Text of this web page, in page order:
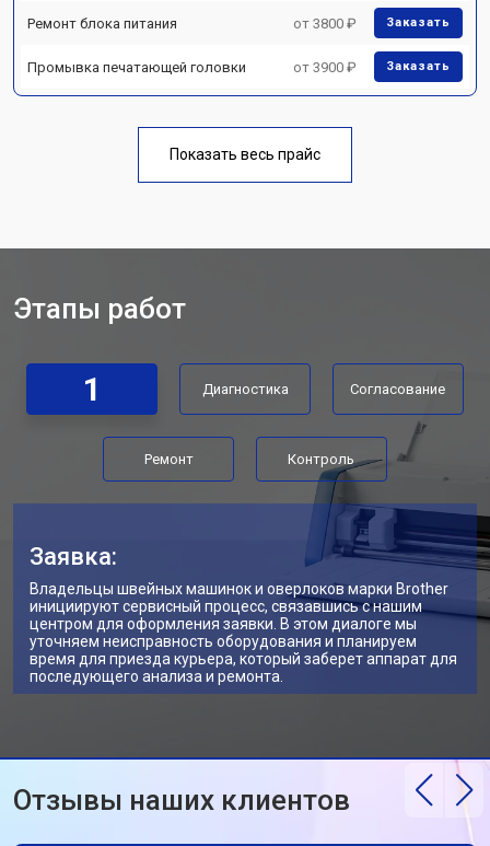
Ремонт блока питания от 3800 ₽ Заказать
Промывка печатающей головки от 3900 ₽ Заказать
Показать весь прайс
Этапы работ
1 Диагностика Согласование
Ремонт Контроль
Заявка:
Владельцы швейных машинок и оверлоков марки Brother
инициируют сервисный процесс, связавшись с нашим
центром для оформления заявки. В этом диалоге мы
уточняем неисправность оборудования и планируем
время для приезда курьера, который заберет аппарат для
последующего анализа и ремонта.
Отзывы наших клиентов